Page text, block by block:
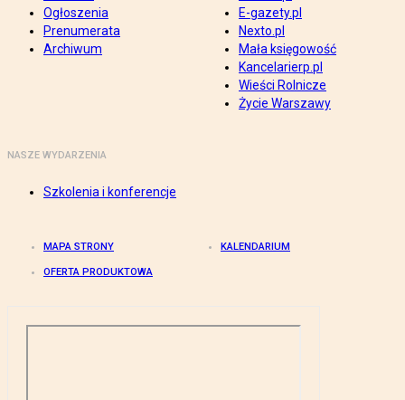
Ogłoszenia
Prenumerata
Archiwum
E-gazety.pl
Nexto.pl
Mała księgowość
Kancelarierp.pl
Wieści Rolnicze
Życie Warszawy
NASZE WYDARZENIA
Szkolenia i konferencje
MAPA STRONY KALENDARIUM
OFERTA PRODUKTOWA